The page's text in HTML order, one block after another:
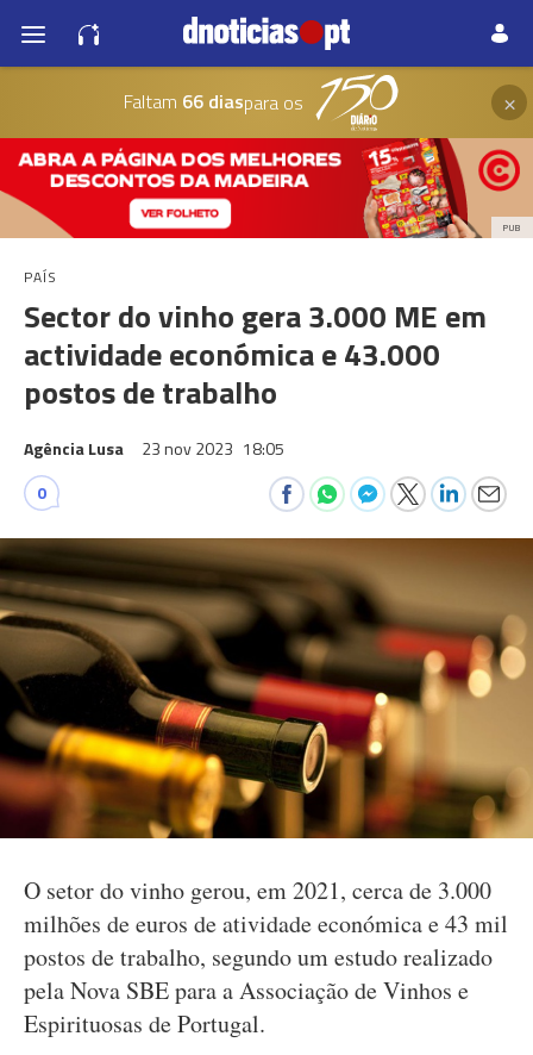
Faltam 66 diaspara os ×
PUB
PAÍS
Sector do vinho gera 3.000 ME em
actividade económica e 43.000
postos de trabalho
Agência Lusa 23 nov 2023 18:05
0
O setor do vinho gerou, em 2021, cerca de 3.000
milhões de euros de atividade económica e 43 mil
postos de trabalho, segundo um estudo realizado
pela Nova SBE para a Associação de Vinhos e
Espirituosas de Portugal.